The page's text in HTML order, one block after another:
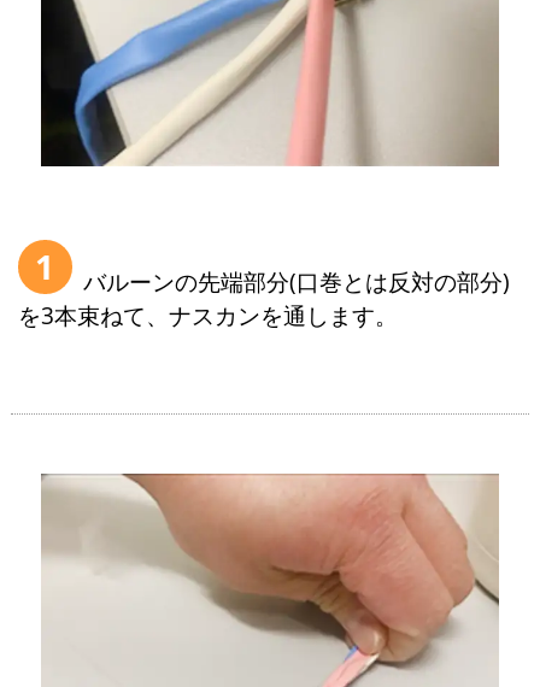
1
バルーンの先端部分(口巻とは反対の部分)
を3本束ねて、ナスカンを通します。